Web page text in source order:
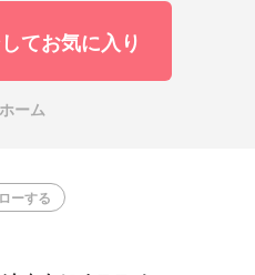
てお気に入り
ーム
ーする